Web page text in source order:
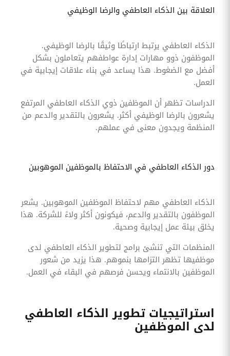
العلاقة بين الذكاء العاطفي والرضا الوظيفي
الذكاء العاطفي يرتبط ارتباطًا وثيقًا بالرضا الوظيفي.
الموظفون ذوو مهارات إدارة عواطفهم يتعاملون بشكل
أفضل مع الضغوط. هذا يساعد في بناء علاقات إيجابية في
العمل.
الدراسات تظهر أن الموظفين ذوي الذكاء العاطفي المرتفع
يشعرون بالرضا الوظيفي أكثر. يشعرون بالتقدير والدعم من
المنظمة ويجدون معنى في عملهم.
دور الذكاء العاطفي في الاحتفاظ بالموظفين الموهوبين
الذكاء العاطفي مهم لاحتفاظ الموظفين الموهوبين. يشعر
الموظفون بالتقدير والدعم، فيكونون أكثر ولاءً للشركة. هذا
يخلق بيئة عمل إيجابية وصحية.
المنظمات التي تنشئ برامج لتطوير الذكاء العاطفي لدى
موظفيها تظهر التزامها بنموهم. هذا يزيد من شعور
الموظفين بالانتماء ويحسن فرصهم في البقاء في العمل.
استراتيجيات تطوير الذكاء العاطفي
لدى الموظفين